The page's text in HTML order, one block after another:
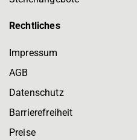
Rechtliches
Impressum
AGB
Datenschutz
Barrierefreiheit
Preise